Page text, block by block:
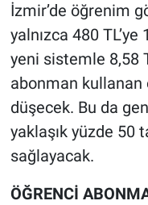
İzmir’de öğrenim
yalnızca 480
yeni sistemle 8,58
abonman kullanan
düşecek. Bu da
yaklaşık yüzde 50
sağlayacak.
ÖĞRENCİ